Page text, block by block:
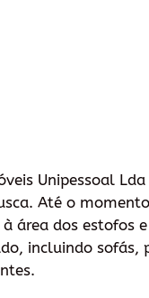
Unipessoal
Até o
área dos estofos
incluindo sofás,